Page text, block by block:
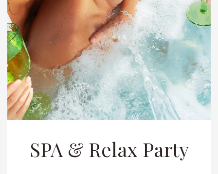
SPA & Relax Party